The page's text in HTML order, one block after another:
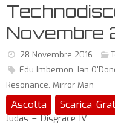
Novembre
28 Novembre 2016
Edu Imbernon, Ian
Resonance, Mirror Man
Ascolta Scarica
Judas – Disgrace IV